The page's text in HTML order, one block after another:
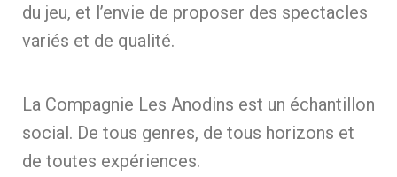
du jeu, et l’envie de proposer des spectacles
variés et de qualité.
La Compagnie Les Anodins est un échantillon
social. De tous genres, de tous horizons et
de toutes expériences.